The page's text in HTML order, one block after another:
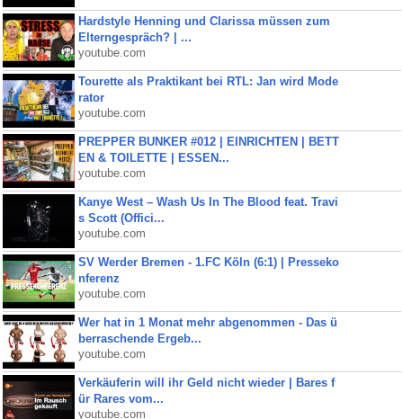
Hardstyle Henning und Clarissa müssen zum
Elterngespräch? | ...
youtube.com
Tourette als Praktikant bei RTL: Jan wird Mode
rator
youtube.com
PREPPER BUNKER #012 | EINRICHTEN | BETT
EN & TOILETTE | ESSEN...
youtube.com
Kanye West – Wash Us In The Blood feat. Travi
s Scott (Offici...
youtube.com
SV Werder Bremen - 1.FC Köln (6:1) | Presseko
nferenz
youtube.com
Wer hat in 1 Monat mehr abgenommen - Das ü
berraschende Ergeb...
youtube.com
Verkäuferin will ihr Geld nicht wieder | Bares f
ür Rares vom...
youtube.com